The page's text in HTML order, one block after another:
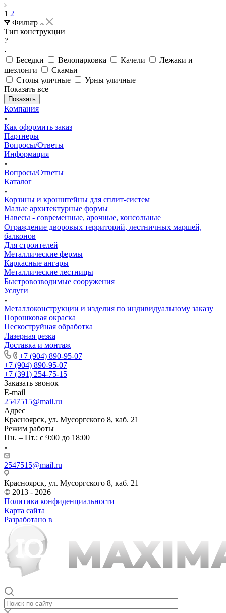
1 2
Фильтр
Тип конструкции
?
Беседки Велопарковка Качели
Лежаки и
шезлонги
Скамьи
Столы уличные
Урны уличные
Показать все
Компания
Как оформить заказ
Партнеры
Вопросы/Ответы
Информация
Вопросы/Ответы
Каталог
Корзины и кронштейны для сплит-систем
Малые архитектурные формы
Навесы - современные, арочные, консольные
Ограждение дворовых территорий, лестничных маршей,
балконов
Для строителей
Металлические фермы
Каркасные ангары
Металлические лестницы
Быстровозводимые сооружения
Услуги
Металлоконструкции и изделия по индивидуальному заказу
Порошковая окраска
Пескоструйная обработка
Лазерная резка
Доставка и монтаж
+7 (904) 890-95-07
+7 (904) 890-95-07
+7 (391) 254-75-15
Заказать звонок
E-mail
2547515@mail.ru
Адрес
Красноярск, ул. Мусоргского 8, каб. 21
Режим работы
Пн. – Пт.: с 9:00 до 18:00
2547515@mail.ru
Красноярск, ул. Мусоргского 8, каб. 21
© 2013 - 2026
Политика конфиденциальности
Карта сайта
Разработано в